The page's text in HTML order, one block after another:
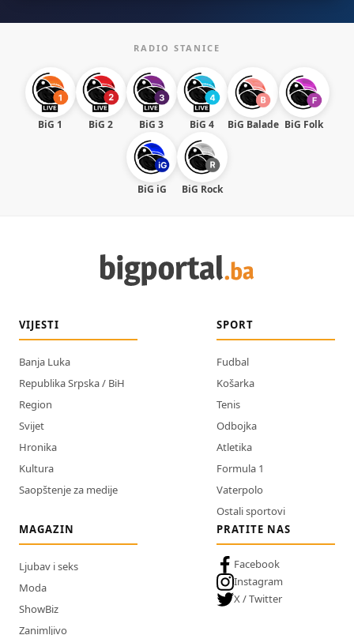
RADIO STANICE
BiG 1 BiG 2 BiG 3 BiG 4 BiG Balade BiG Folk
BiG iG BiG Rock
VIJESTI
Banja Luka
Republika Srpska / BiH
Region
Svijet
Hronika
Kultura
Saopštenje za medije
SPORT
Fudbal
Košarka
Tenis
Odbojka
Atletika
Formula 1
Vaterpolo
Ostali sportovi
MAGAZIN
Ljubav i seks
Moda
ShowBiz
Zanimljivo
PRATITE NAS
Facebook
Instagram
X / Twitter